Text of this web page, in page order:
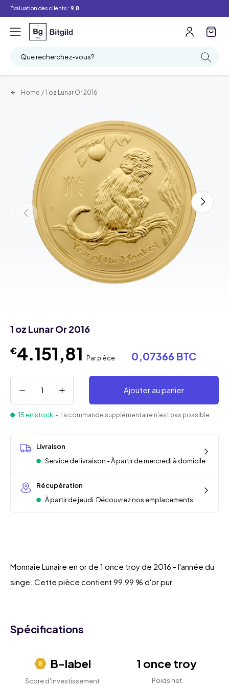
Évaluation des clients : 9,8
Que recherchez-vous?
Home / 1 oz Lunar Or 2016
1 oz Lunar Or 2016
€4.151,81 Par pièce 0,07366 BTC
Ajouter au panier
15 en stock - La commande supplémentaire n'est pas possible
Livraison
Service de livraison - À partir de mercredi à domicile
Récupération
À partir de jeudi. Découvrez nos emplacements
Monnaie Lunaire en or de 1 once troy de 2016 - l'année du
singe. Cette pièce contient 99,99 % d'or pur.
Spécifications
B-label
Score d'investissement
1 once troy
Poids net